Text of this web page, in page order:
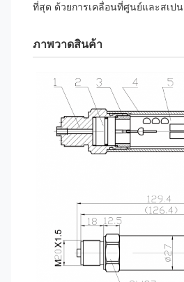
ที่สุด ด้วยการเคลื่อนที่ศูนย์และสเป
ภาพวาดสินค้า